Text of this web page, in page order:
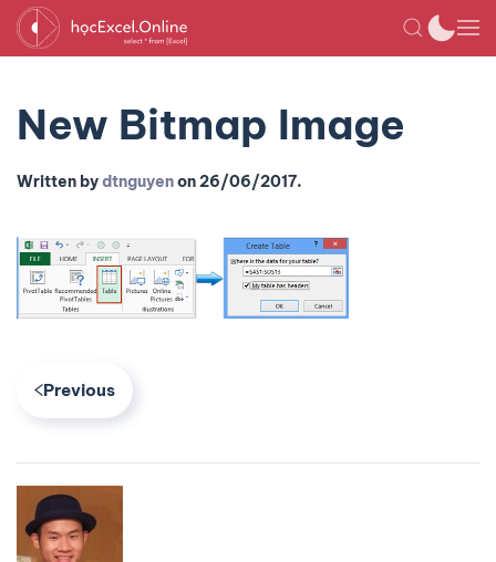
New Bitmap Image
Written bydtnguyenon26/06/2017.
Previous